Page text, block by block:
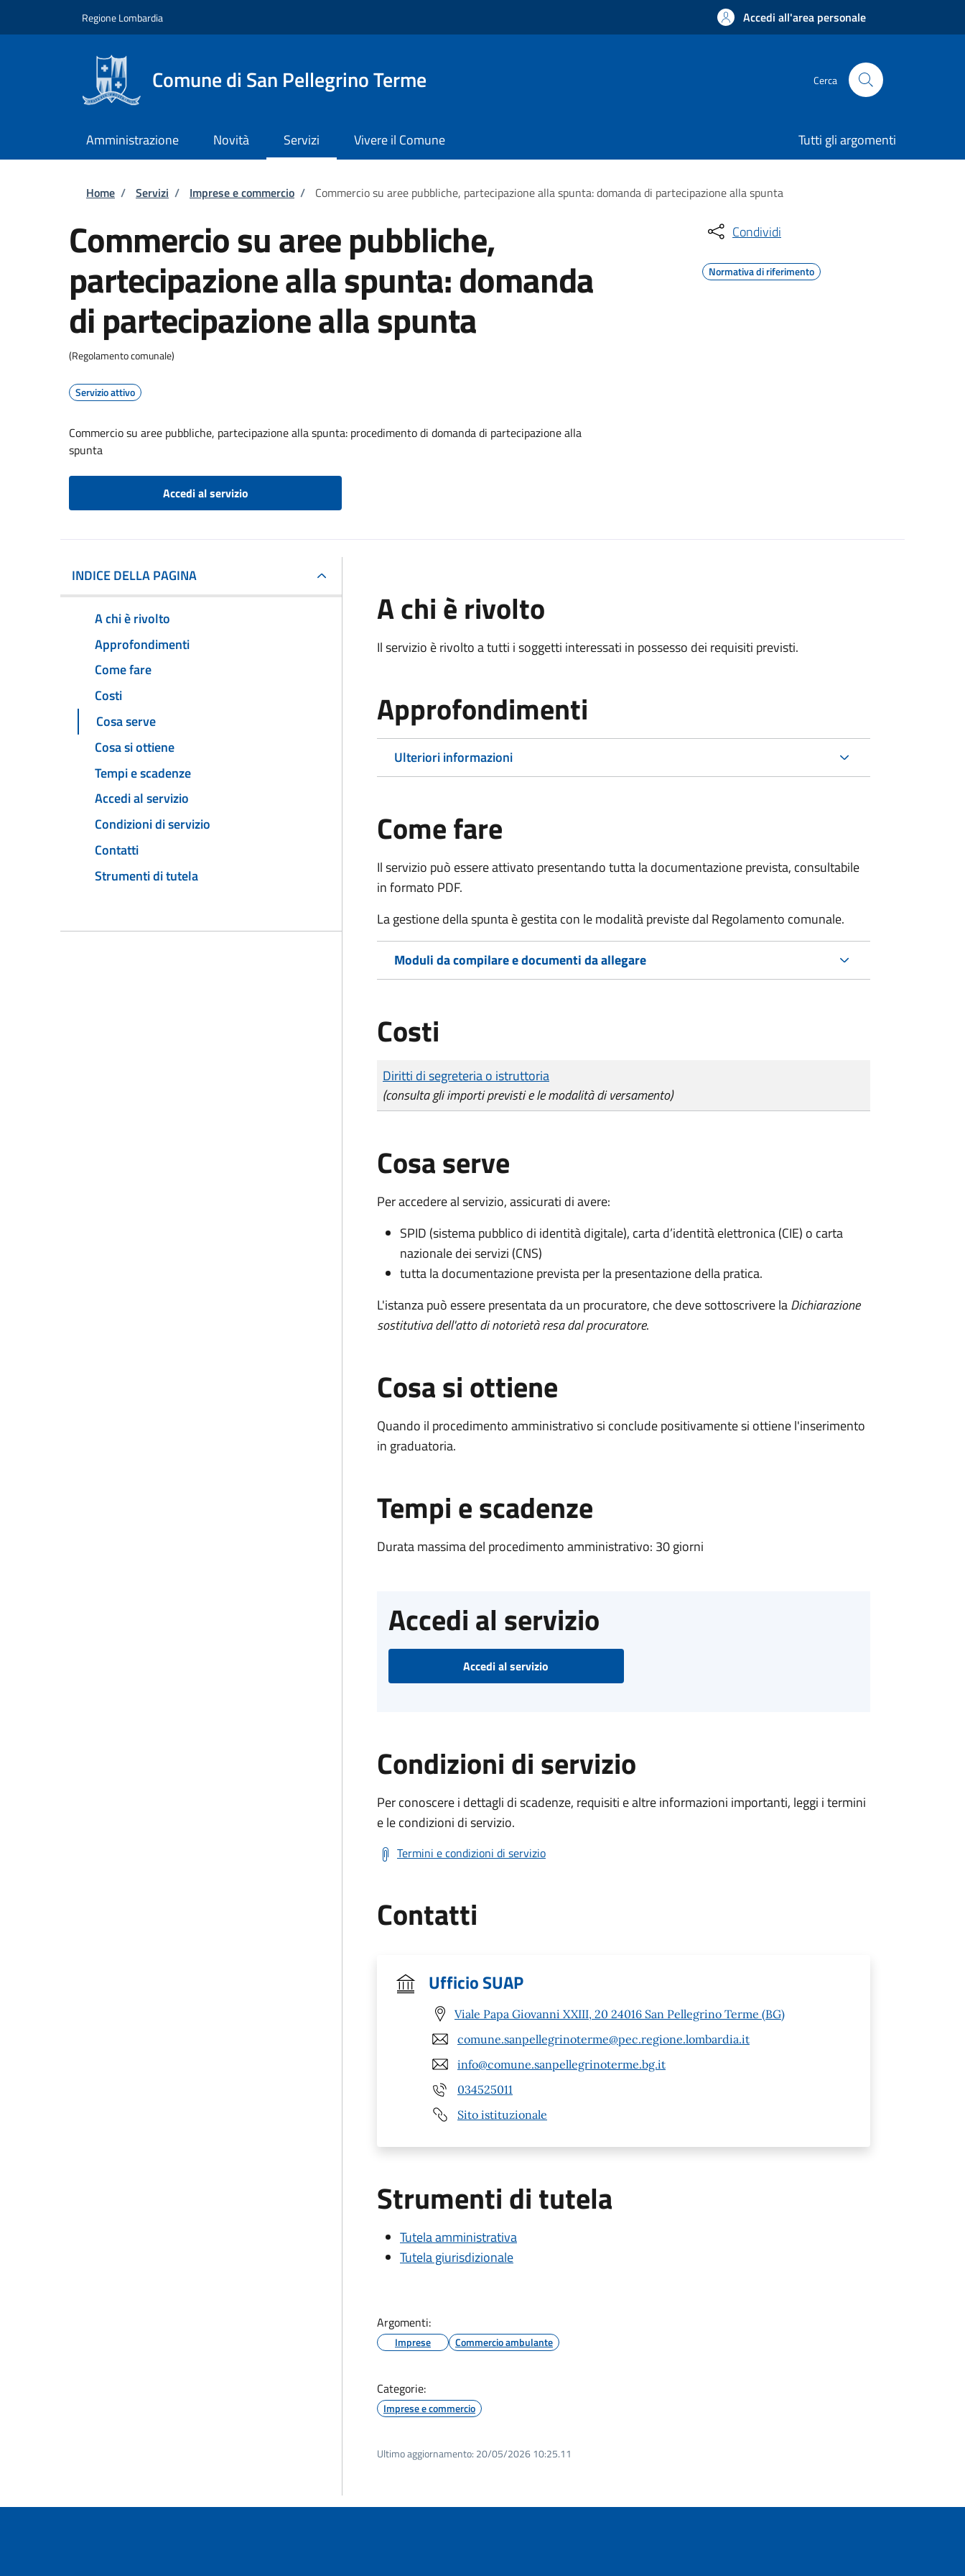
Regione Lombardia Accedi all'area personale
Comune di San Pellegrino Terme Cerca
Amministrazione Novità Servizi Vivere il Comune Tutti gli argomenti
Briciole di pane
Home / Servizi / Imprese e commercio / Commercio su aree pubbliche, partecipazione alla spunta: domanda di partecipazione alla spunta
Commercio su aree pubbliche,
partecipazione alla spunta: domanda
di partecipazione alla spunta
(Regolamento comunale)
Servizio attivo
Commercio su aree pubbliche, partecipazione alla spunta: procedimento di domanda di partecipazione alla
spunta
Accedi al servizio
Condividi
Normativa di riferimento
INDICE DELLA PAGINA
A chi è rivolto
Approfondimenti
Come fare
Costi
Cosa serve
Cosa si ottiene
Tempi e scadenze
Accedi al servizio
Condizioni di servizio
Contatti
Strumenti di tutela
A chi è rivolto
Il servizio è rivolto a tutti i soggetti interessati in possesso dei requisiti previsti.
Approfondimenti
Ulteriori informazioni
Come fare
Il servizio può essere attivato presentando tutta la documentazione prevista, consultabile
in formato PDF.
La gestione della spunta è gestita con le modalità previste dal Regolamento comunale.
Moduli da compilare e documenti da allegare
Costi
Tipo di pagamento
Importo
Diritti di segreteria o istruttoria
(consulta gli importi previsti e le modalità di versamento)
Cosa serve
Per accedere al servizio, assicurati di avere:
SPID (sistema pubblico di identità digitale), carta d’identità elettronica (CIE) o carta
nazionale dei servizi (CNS)
tutta la documentazione prevista per la presentazione della pratica.
L'istanza può essere presentata da un procuratore, che deve sottoscrivere laDichiarazione
sostitutiva dell'atto di notorietà resa dal procuratore.
Cosa si ottiene
Quando il procedimento amministrativo si conclude positivamente si ottiene l'inserimento
in graduatoria.
Tempi e scadenze
Durata massima del procedimento amministrativo: 30 giorni
Accedi al servizio
Accedi al servizio
Condizioni di servizio
Per conoscere i dettagli di scadenze, requisiti e altre informazioni importanti, leggi i termini
e le condizioni di servizio.
Termini e condizioni di servizio
Contatti
Ufficio SUAP
Viale Papa Giovanni XXIII, 20 24016 San Pellegrino Terme (BG)
comune.sanpellegrinoterme@pec.regione.lombardia.it
info@comune.sanpellegrinoterme.bg.it
034525011
Sito istituzionale
Strumenti di tutela
Tutela amministrativa
Tutela giurisdizionale
Argomenti:
Imprese Commercio ambulante
Categorie:
Imprese e commercio
Ultimo aggiornamento: 20/05/2026 10:25.11